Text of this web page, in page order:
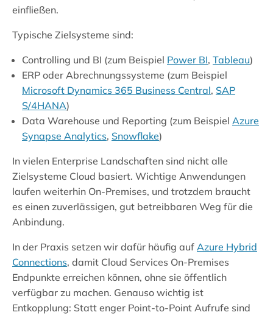
einfließen.
Typische Zielsysteme sind:
Controlling und BI (zum Beispiel Power BI, Tableau)
ERP oder Abrechnungssysteme (zum Beispiel
Microsoft Dynamics 365 Business Central, SAP
S/4HANA)
Data Warehouse und Reporting (zum Beispiel Azure
Synapse Analytics, Snowflake)
In vielen Enterprise Landschaften sind nicht alle
Zielsysteme Cloud basiert. Wichtige Anwendungen
laufen weiterhin On-Premises, und trotzdem braucht
es einen zuverlässigen, gut betreibbaren Weg für die
Anbindung.
In der Praxis setzen wir dafür häufig auf Azure Hybrid
Connections, damit Cloud Services On-Premises
Endpunkte erreichen können, ohne sie öffentlich
verfügbar zu machen. Genauso wichtig ist
Entkopplung: Statt enger Point-to-Point Aufrufe sind